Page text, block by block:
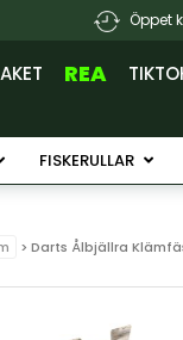
Öppet
REA
Fiskelinor
FISKERULLAR
> Darts Ålbjällra